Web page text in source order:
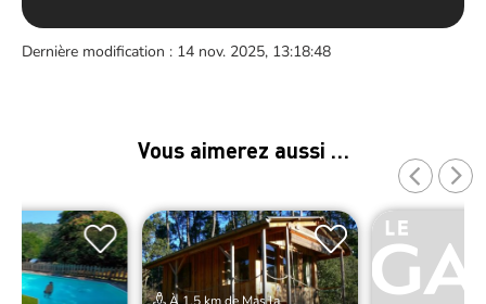
Dernière modification : 14 nov. 2025, 13:18:48
Vous aimerez aussi …